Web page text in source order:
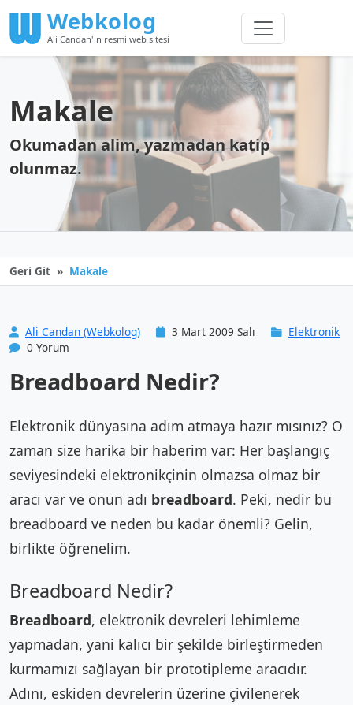
Webkolog
Ali Candan'ın resmi web sitesi
Makale
Okumadan alim, yazmadan katip
olunmaz.
Geri Git Makale
Ali Candan (Webkolog) 3 Mart 2009 Salı
Elektronik
0 Yorum
Breadboard Nedir?
Elektronik dünyasına adım atmaya hazır mısınız? O
zaman size harika bir haberim var: Her başlangıç
seviyesindeki elektronikçinin olmazsa olmaz bir
aracı var ve onun adı breadboard. Peki, nedir bu
breadboard ve neden bu kadar önemli? Gelin,
birlikte öğrenelim.
Breadboard Nedir?
Breadboard, elektronik devreleri lehimleme
yapmadan, yani kalıcı bir şekilde birleştirmeden
kurmamızı sağlayan bir prototipleme aracıdır.
Adını, eskiden devrelerin üzerine çivilenerek